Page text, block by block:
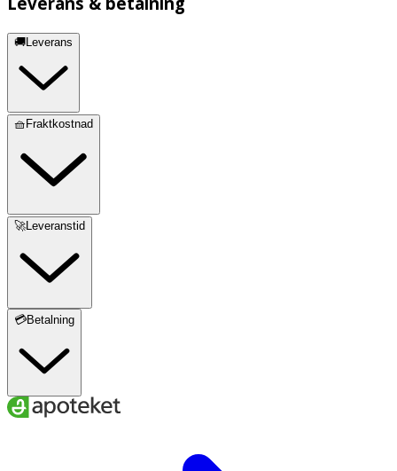
🚚Leverans
🧺Fraktkostnad
🚀Leveranstid
💳Betalning